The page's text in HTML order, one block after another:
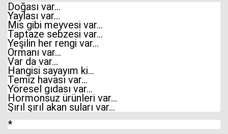
Doğası var…
Yaylası var…
Mis gibi meyvesi var…
Taptaze sebzesi var…
Yeşilin her rengi var…
Ormanı var…
Var da var…
Hangisi sayayım ki…
Temiz havası var…
Yöresel gıdası var…
Hormonsuz ürünleri var…
Şırıl şırıl akan suları var…
*